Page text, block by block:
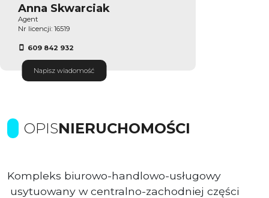
Anna Skwarciak
Agent
Nr licencji: 16519
609 842 932
Napisz wiadomość
OPISNIERUCHOMOŚCI
Kompleks biurowo-handlowo-usługowy
usytuowany w centralno-zachodniej części